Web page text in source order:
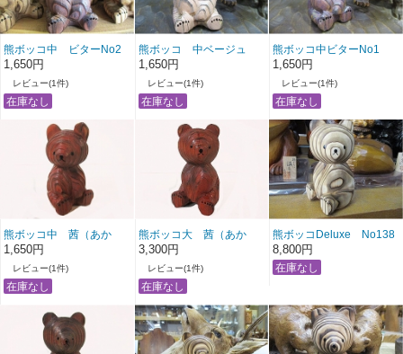
熊ボッコ中 ビターNo2
1,650円
レビュー(1件)
熊ボッコ 中ベージュ
No1
1,650円
レビュー(1件)
熊ボッコ中ビターNo1
1,650円
レビュー(1件)
熊ボッコ中 茜（あか
ね）
1,650円
レビュー(1件)
熊ボッコ大 茜（あか
ね）No1
3,300円
レビュー(1件)
熊ボッコDeluxe No138
8,800円